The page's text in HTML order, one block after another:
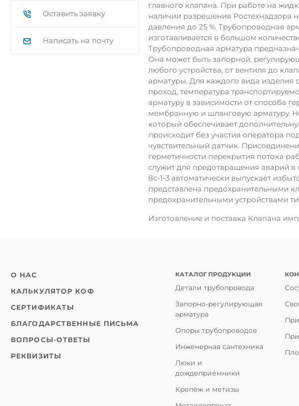
Оставить заявку
Написать на почту
главного клапана. При работе на
наличии разрешения Ростехнадзора
давления до 25 %. Трубопроводная
изготавливается в большом
Трубопроводная арматура
Она может быть запорной,
любого устройства, от вентиля до
арматуры. Для каждого вида изделия
проход, температура
арматуру в зависимости от способа
мембранную и шланговую арматуру.
который обеспечивает
происходит без участия оператора
чувствительный датчик.
герметичности перекрытия потока
служит для предотвращения аварий
8с-1-3 автоматически выпускает
представлена предохранительными
предохранительными устройствами
Изготовление и поставка Клапана
О НАС
КАЛЬКУЛЯТОР КОФ
СЕРТИФИКАТЫ
БЛАГОДАРСТВЕННЫЕ ПИСЬМА
ВОПРОСЫ-ОТВЕТЫ
РЕКВИЗИТЫ
КАТАЛОГ ПРОДУКЦИИ
Детали трубопровода
Запорно-регулирующая
арматура
Опоры трубопроводов
Инженерная сантехника
Люки и
дождеприёмники
Крепёж и метизы